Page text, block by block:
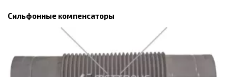
Сильфонные компенсаторы